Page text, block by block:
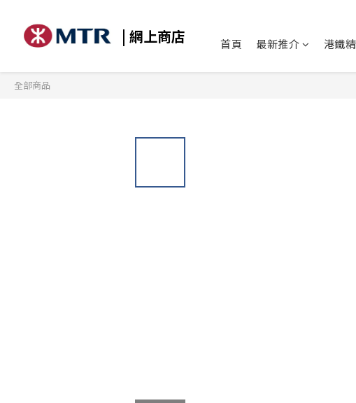
| 網上商店 首頁 最新推介 港鐵
全部商品